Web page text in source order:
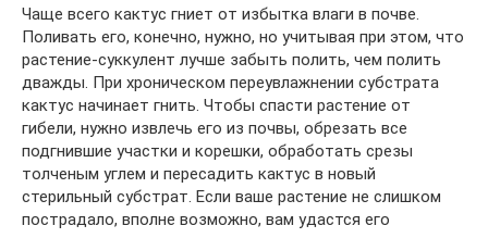
Чаще всего кактус гниет от избытка влаги в почве.
Поливать его, конечно, нужно, но учитывая при этом, что
растение-суккулент лучше забыть полить, чем полить
дважды. При хроническом переувлажнении субстрата
кактус начинает гнить. Чтобы спасти растение от
гибели, нужно извлечь его из почвы, обрезать все
подгнившие участки и корешки, обработать срезы
толченым углем и пересадить кактус в новый
стерильный субстрат. Если ваше растение не слишком
пострадало, вполне возможно, вам удастся его